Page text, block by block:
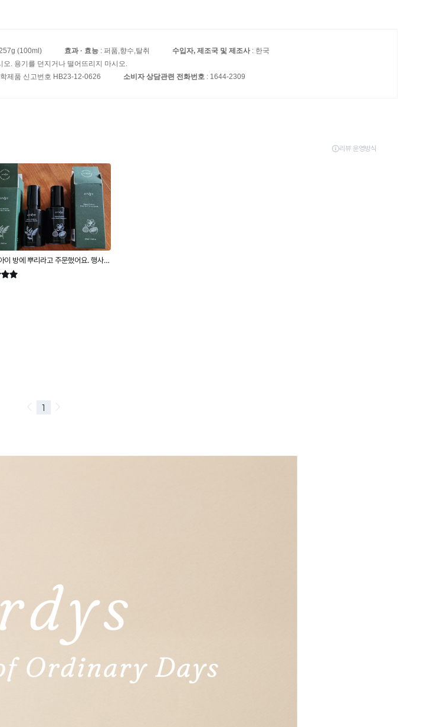
(100ml) 효과 · 효능 : 퍼품,향수,탈취 수입자, 제조국 및 제조사: 한국
. 용기를 던지거나 떨어뜨리지 마시오.
제품 신고번호 HB23-12-0626 소비자 상담관련 전화번호 : 1644-2309